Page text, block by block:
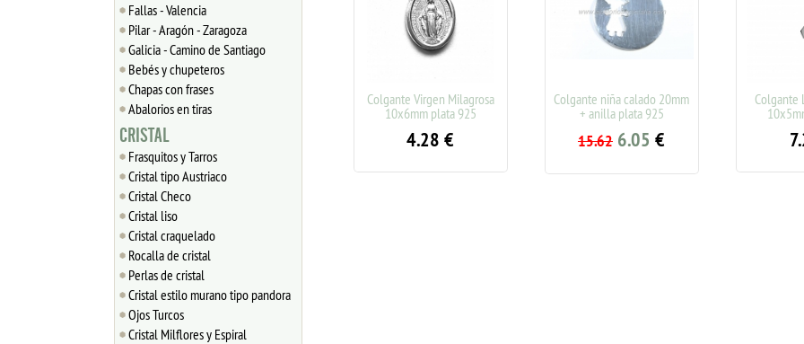
Fallas - Valencia
Pilar - Aragón - Zaragoza
Galicia - Camino de Santiago
Bebés y chupeteros
Chapas con frases
Abalorios en tiras
CRISTAL
Frasquitos y Tarros
Cristal tipo Austriaco
Cristal Checo
Cristal liso
Cristal craquelado
Rocalla de cristal
Perlas de cristal
Cristal estilo murano tipo pandora
Ojos Turcos
Cristal Milflores y Espiral
Colgante corazón calado
20mm + anilla plata 925
Colgante Virgen Milagrosa
10x6mm plata 925
4.28€
Colgante niña calado 20mm
+ anilla plata 925
15.62 6.05€
Colgante
10x5mm